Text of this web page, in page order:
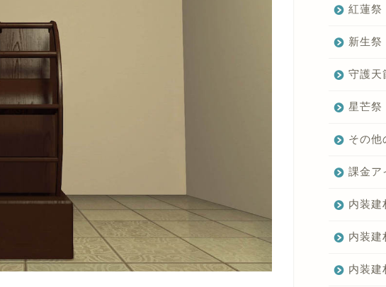
紅蓮祭
新生祭
守護天
星芒祭
その他
課金ア
内装建
内装建
内装建